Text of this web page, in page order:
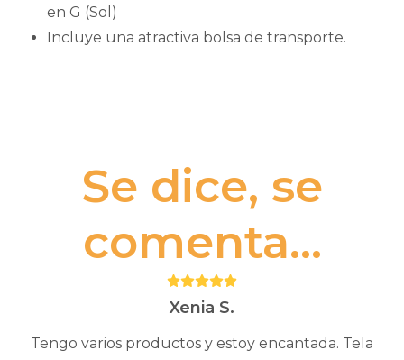
en G (Sol)
Incluye una atractiva bolsa de transporte.
Se dice, se
comenta...
Puntuación:
5Xenia S.
Tengo varios productos y estoy encantada. Tela